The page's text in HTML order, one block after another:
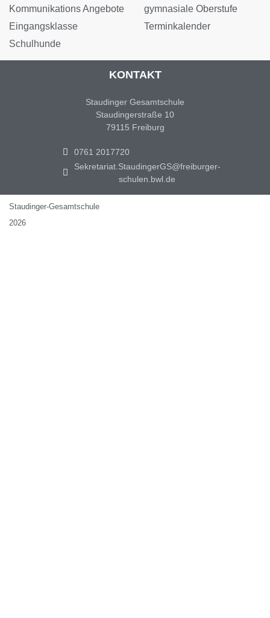
Kommunikations Angebote
Eingangsklasse
Schulhunde
gymnasiale Oberstufe
Terminkalender
KONTAKT
Staudinger Gesamtschule
Staudingerstraße 10
79115 Freiburg
0761 2017720
Sekretariat.StaudingerGS@freiburger-
schulen.bwl.de
Staudinger-Gesamtschule
2026